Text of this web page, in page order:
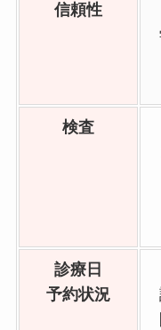
信頼性
検査
診療日
予約状況